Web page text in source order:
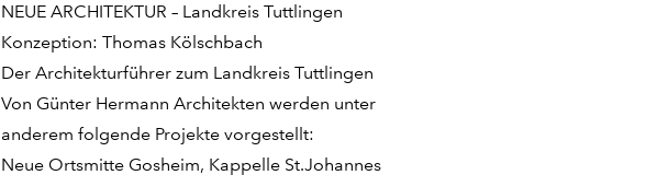
NEUE ARCHITEKTUR – Landkreis Tuttlingen
Konzeption: Thomas Kölschbach
Der Architekturführer zum Landkreis Tuttlingen
Von Günter Hermann Architekten werden unter
anderem folgende Projekte vorgestellt:
Neue Ortsmitte Gosheim, Kappelle St.Johannes